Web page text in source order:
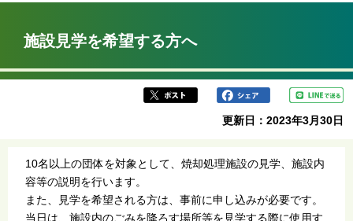
か
施設見学を希望する方へ
更新日：2023年3月30日
10名以上の団体を対象として、焼却処理施設の見学、施設内
容等の説明を行います。
また、見学を希望される方は、事前に申し込みが必要です。
当日は、施設内のごみを降ろす場所等を見学する際に使用す